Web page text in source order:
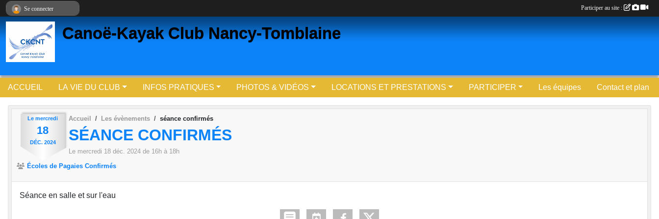
Canoë-Kayak Club Nancy-Tomblaine
ACCUEIL LA VIE DU CLUB INFOS PRATIQUES PHOTOS & VIDÉOS LOCATIONS ET PRESTATIONS PARTICIPER Les équipes Contact et plan
Le mercredi
18
DÉC. 2024
Accueil Les évènements séance confirmés
SÉANCE CONFIRMÉS
Le mercredi 18 déc. 2024 de 16h à 18h
Écoles de Pagaies Confirmés
Séance en salle et sur l'eau
Se connecter Participer au site :
Panneau de gestion des cookies